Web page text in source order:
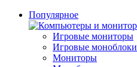
Популярное
Игровые мониторы
Игровые моноблоки
Мониторы